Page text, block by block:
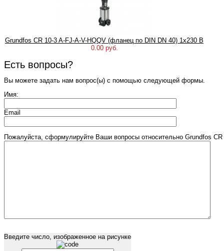
Grundfos CR 10-3 A-FJ-A-V-HQQV (фланец по DIN DN 40) 1х230 В
0.00 руб.
Есть вопросы?
Вы можете задать нам вопрос(ы) с помощью следующей формы.
Имя:
Email
Пожалуйста, сформулируйте Ваши вопросы относительно Grundfos
Введите число, изображенное на рисунке